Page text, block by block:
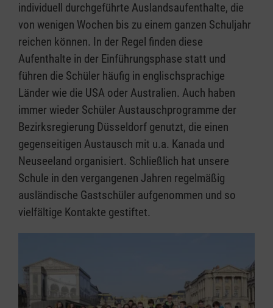
individuell durchgeführte Auslandsaufenthalte, die
von wenigen Wochen bis zu einem ganzen Schuljahr
reichen können. In der Regel finden diese
Aufenthalte in der Einführungsphase statt und
führen die Schüler häufig in englischsprachige
Länder wie die USA oder Australien. Auch haben
immer wieder Schüler Austauschprogramme der
Bezirksregierung Düsseldorf genutzt, die einen
gegenseitigen Austausch mit u.a. Kanada und
Neuseeland organisiert. Schließlich hat unsere
Schule in den vergangenen Jahren regelmäßig
ausländische Gastschüler aufgenommen und so
vielfältige Kontakte gestiftet.